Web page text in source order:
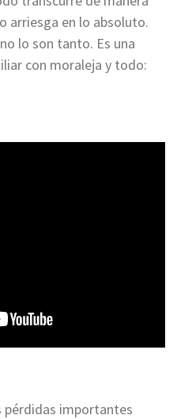
arriesga en lo absoluto.
lo son tanto. Es una
con moraleja y todo:
importantes